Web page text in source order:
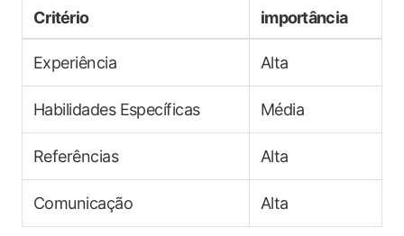
Critério importância
Experiência Alta
Habilidades Específicas Média
Referências Alta
Comunicação Alta